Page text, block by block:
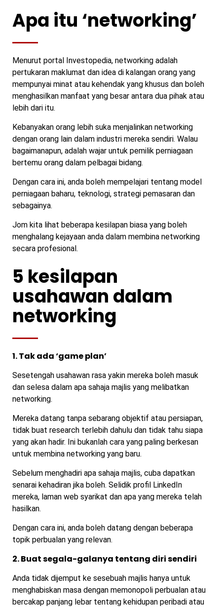
Apa itu ‘networking’
Menurut portal Investopedia, networking adalah
pertukaran maklumat dan idea di kalangan orang yang
mempunyai minat atau kehendak yang khusus dan boleh
menghasilkan manfaat yang besar antara dua pihak atau
lebih dari itu.
Kebanyakan orang lebih suka menjalinkan networking
dengan orang lain dalam industri mereka sendiri. Walau
bagaimanapun, adalah wajar untuk pemilik perniagaan
bertemu orang dalam pelbagai bidang.
Dengan cara ini, anda boleh mempelajari tentang model
perniagaan baharu, teknologi, strategi pemasaran dan
sebagainya.
Jom kita lihat beberapa kesilapan biasa yang boleh
menghalang kejayaan anda dalam membina networking
secara profesional.
5 kesilapan
usahawan dalam
networking
1. Tak ada ‘game plan’
Sesetengah usahawan rasa yakin mereka boleh masuk
dan selesa dalam apa sahaja majlis yang melibatkan
networking.
Mereka datang tanpa sebarang objektif atau persiapan,
tidak buat research terlebih dahulu dan tidak tahu siapa
yang akan hadir. Ini bukanlah cara yang paling berkesan
untuk membina networking yang baru.
Sebelum menghadiri apa sahaja majlis, cuba dapatkan
senarai kehadiran jika boleh. Selidik profil LinkedIn
mereka, laman web syarikat dan apa yang mereka telah
hasilkan.
Dengan cara ini, anda boleh datang dengan beberapa
topik perbualan yang relevan.
2. Buat segala-galanya tentang diri sendiri
Anda tidak dijemput ke sesebuah majlis hanya untuk
menghabiskan masa dengan memonopoli perbualan atau
bercakap panjang lebar tentang kehidupan peribadi atau